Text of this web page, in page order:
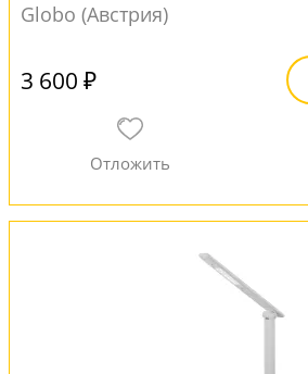
Globo (Австрия)
3 600 ₽